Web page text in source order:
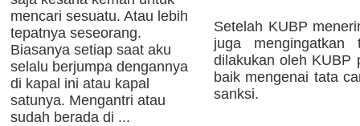
mencari sesuatu. Atau lebih
tepatnya seseorang.
Biasanya setiap saat aku
selalu berjumpa dengannya
di kapal ini atau kapal
satunya. Mengantri atau
sudah berada di ...
Setelah KUBP
juga mengingatkan
dilakukan oleh KUBP
baik mengenai tata
sanksi.